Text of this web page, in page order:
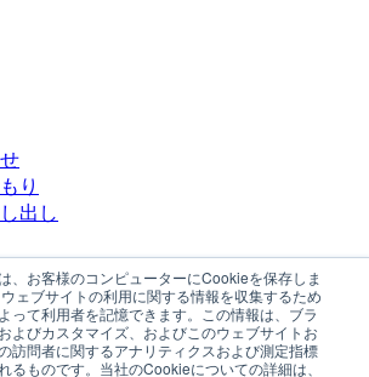
、お客様のコンピューターにCookieを保存しま
ェブサイトの利用に関する情報を収集するため
って利用者を記憶できます。この情報は、ブラ
よびカスタマイズ、およびこのウェブサイトお
訪問者に関するアナリティクスおよび測定指標
るものです。当社のCookieについての詳細は、
り
出し
「YOHAKU」
リティ会社情報採用情報
プレスキット